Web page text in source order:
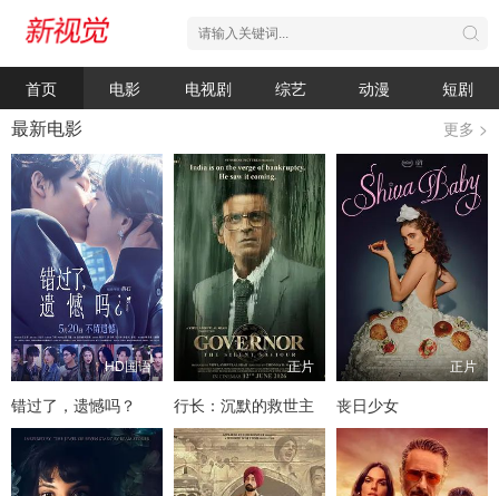
首页 电影 电视剧 综艺 动漫
短剧
更多 >
最新电影
HD国语
错过了，遗憾吗？
正片
行长：沉默的救世主
正片
丧日少女